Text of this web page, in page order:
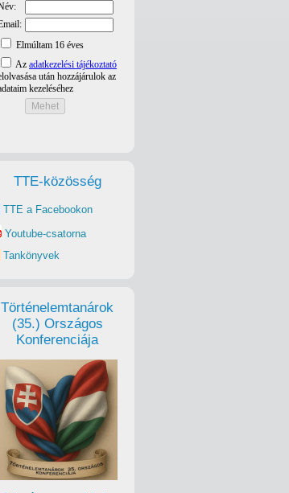
TTE-közösség
TTE a Facebookon
Youtube-csatorna
Tankönyvek
Történelemtanárok
(35.) Országos
Konferenciája